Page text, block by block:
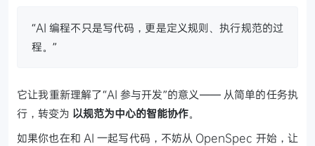
“AI 编程不只是写代码，更是定义规则、执行规范的过
程。”
它让我重新理解了“AI 参与开发”的意义—— 从简单的任务执
行，转变为 以规范为中心的智能协作。
如果你也在和 AI 一起写代码，不妨从 OpenSpec 开始，让